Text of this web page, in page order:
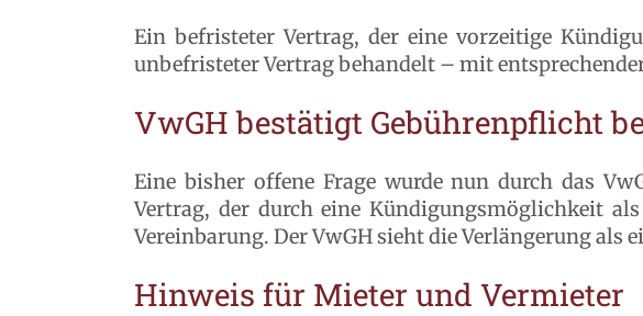
Ein befristeter Vertrag, der eine vorzeitige
unbefristeter Vertrag behandelt – mit
VwGH bestätigt Gebührenpflicht
Eine bisher offene Frage wurde nun durch das
Vertrag, der durch eine Kündigungsmöglichkeit
Vereinbarung. Der VwGH sieht die Verlängerung als
Hinweis für Mieter und Vermieter